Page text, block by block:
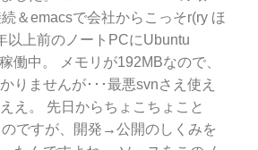
＆emacsで会社からこっそr(ry ほ
以上前のノートPCにUbuntu
働中。 メモリが192MBなので、
りませんが･･･最悪svnさえ使え
え。 先日からちょこちょこと
ですが、開発→公開のしくみを